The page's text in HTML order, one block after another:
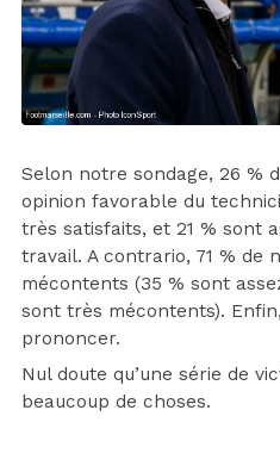
Selon notre sondage, 26 %
opinion favorable du
très satisfaits, et 21 % sont
travail. A contrario, 71 % de
mécontents (35 % sont
sont très mécontents).
prononcer.
Nul doute qu’une série de
beaucoup de choses.